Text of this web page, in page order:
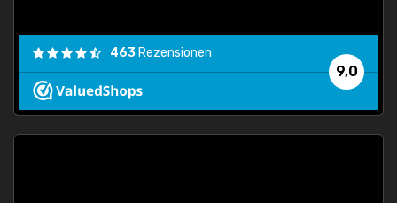
9,0
463 Rezensionen